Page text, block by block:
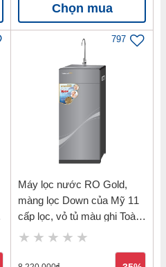
Chọn mua
797
Máy lọc nước RO Gold,
màng lọc Down của Mỹ 11
cấp lọc, vỏ tủ màu ghi Toàn
Mỹ TMK-71411G
đ